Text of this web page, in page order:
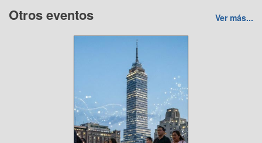
Otros eventos Ver más...